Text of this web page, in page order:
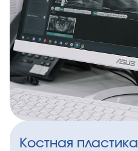
Костная пластика